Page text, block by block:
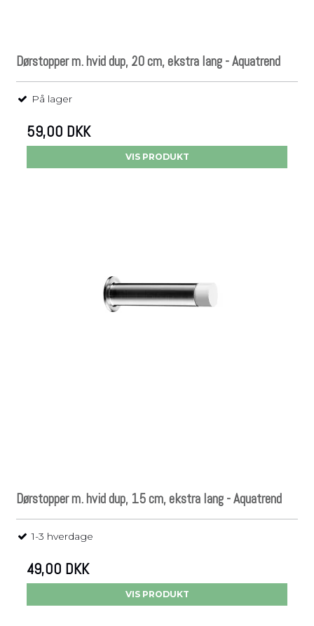
Dørstopper m. hvid dup, 20 cm, ekstra lang - Aquatrend
På lager
59,00 DKK
VIS PRODUKT
Dørstopper m. hvid dup, 15 cm, ekstra lang - Aquatrend
1-3 hverdage
49,00 DKK
VIS PRODUKT